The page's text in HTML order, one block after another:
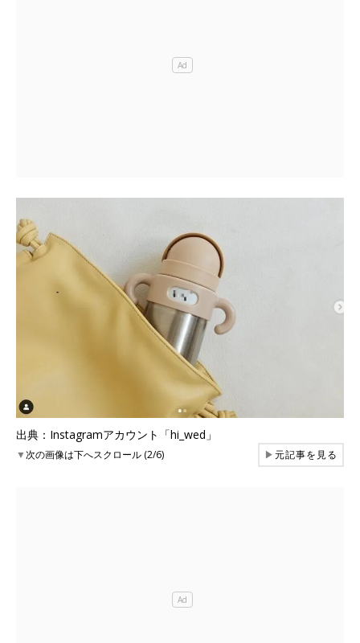
出典：Instagramアカウント「hi_wed」
▼次の画像は下へスクロール (2/6) ▶元記事を見る